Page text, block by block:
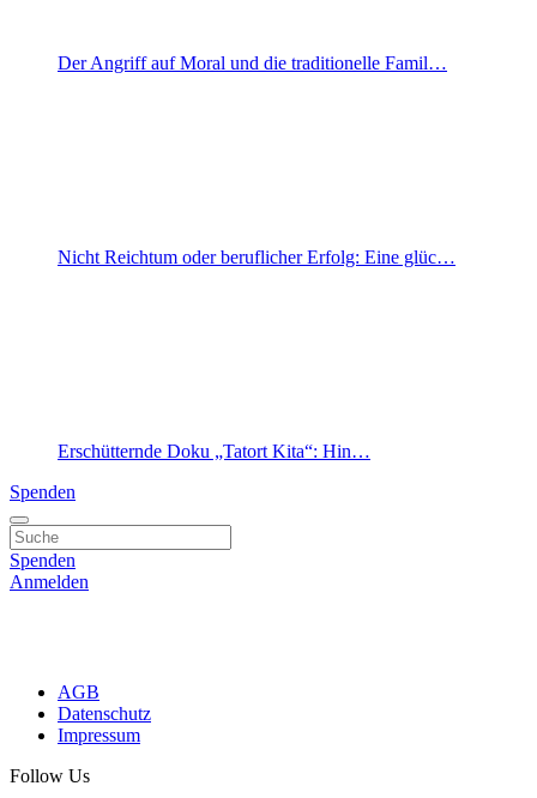
Der Angriff auf Moral und die traditionelle Famil…
Nicht Reichtum oder beruflicher Erfolg: Eine glüc…
Erschütternde Doku „Tatort Kita“: Hin…
Spenden
Spenden
Anmelden
AGB
Datenschutz
Impressum
Follow Us